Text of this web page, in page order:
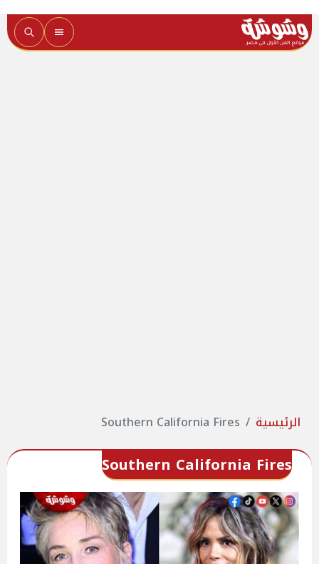
الرئيسية Southern California Fires
Southern California Fires